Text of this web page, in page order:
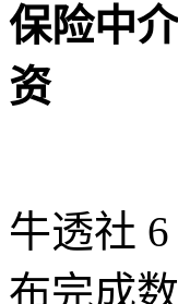
保险中
资
牛透社
布完成